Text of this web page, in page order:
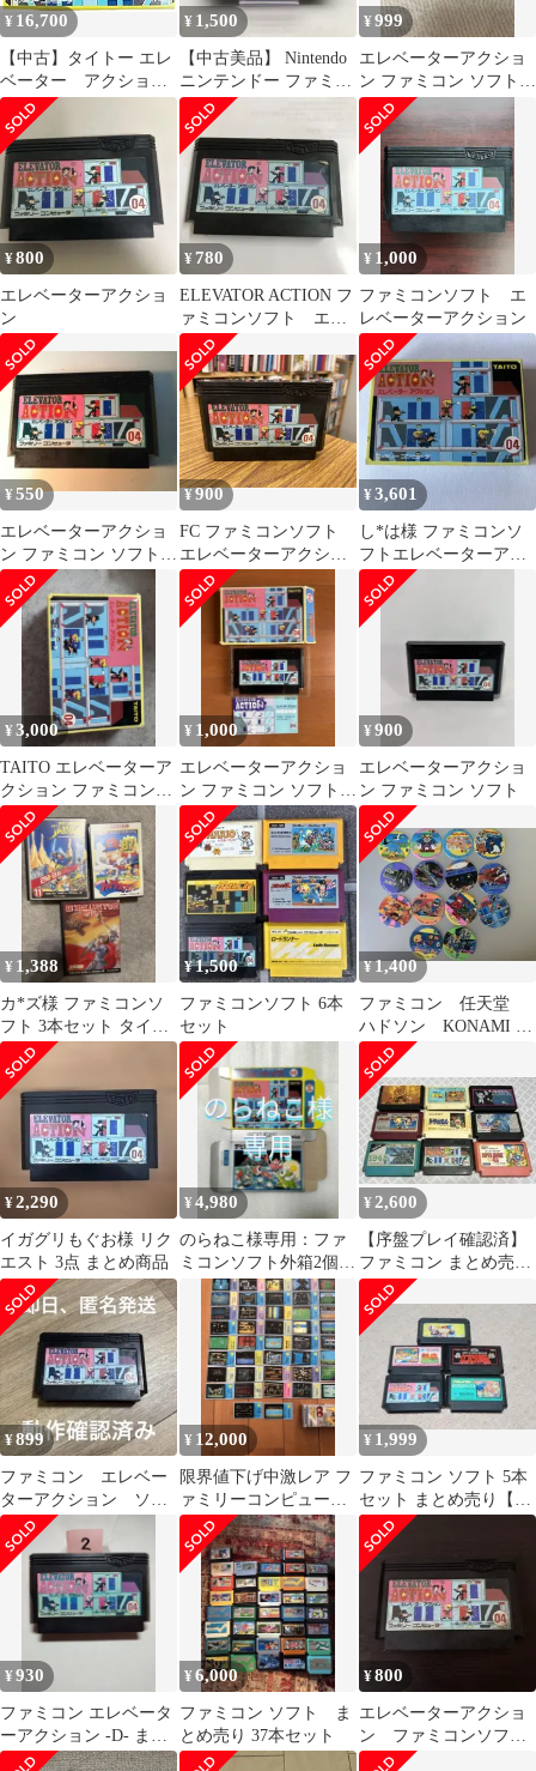
¥ 16,700
【中古】タイトー エレ
ベーター アクション
- FAMILY COMPUTER
¥ 1,500
【中古美品】 Nintendo
ニンテンドー ファミリ
ー コンピューター ファ
ミコン FC エレベータ
ーアクション 【023-
260714-mh-14-fuzh】
¥999
エレベーターアクショ
ン ファミコン ソフト
本体
¥800
エレベーターアクショ
ン
¥ 780
ELEVATOR ACTION フ
ァミコンソフト エレ
ベーターアクション
¥ 1,000
ファミコンソフト エ
レベーターアクション
¥550
エレベーターアクショ
ン ファミコン ソフト
TAITO
¥900
FC ファミコンソフト
エレベーターアクショ
ン
¥3,601
し*は様 ファミコンソ
フトエレベーターアク
ション
¥3,000
TAITO エレベーターア
クション ファミコンソ
フト
¥ 1,000
エレベーターアクショ
ン ファミコン ソフト
レトロゲーム
¥900
エレベーターアクショ
ン ファミコン ソフト
¥ 1,388
カ*ズ様 ファミコンソ
フト 3本セット タイト
ー ナムコ
¥1,500
ファミコンソフト 6本
セット
¥1,400
ファミコン 任天堂
ハドソン KONAMI レ
トロゲーム メンコ 14
枚 昭和
¥2,290
イガグリもぐお様 リク
エスト 3点 まとめ商品
¥4,980
のらねこ様専用：ファ
ミコンソフト外箱2個セ
ット
¥2,600
【序盤プレイ確認済】
ファミコン まとめ売り
9本セット スーパーマ
リオUSA 他
¥899
ファミコン エレベー
ターアクション ソフ
トのみ
¥ 12,000
限界値下げ中激レア フ
ァミリーコンピュータ
カード50枚＆ガンダム
チョコスナック箱
¥ 1,999
ファミコン ソフト 5本
セット まとめ売り【ジ
ャンク品】
¥930
ファミコン エレベータ
ーアクション -D- まと
め買い大歓迎
¥6,000
ファミコン ソフト ま
とめ売り 37本セット
¥800
エレベーターアクショ
ン ファミコンソフ
ト FC